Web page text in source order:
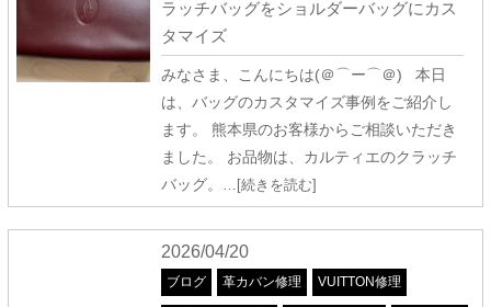
ラッチバッグをショルダーバッグにカス
タマイズ
みなさま、こんにちは(＠⌒ー⌒＠) 本日
は、バッグのカスタマイズ事例をご紹介し
ます。 熊本県のお客様からご相談いただき
ました。 お品物は、カルティエのクラッチ
バッグ。 …[続きを読む]
2026/04/20
ブログ 革カバン修理 VUITTON修理